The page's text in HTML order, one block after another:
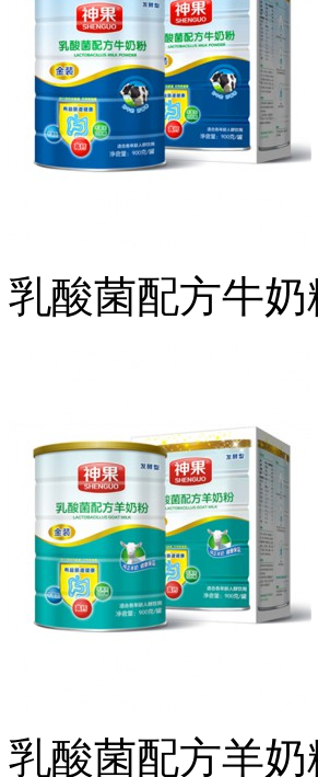
乳酸菌配方牛奶
乳酸菌配方羊奶